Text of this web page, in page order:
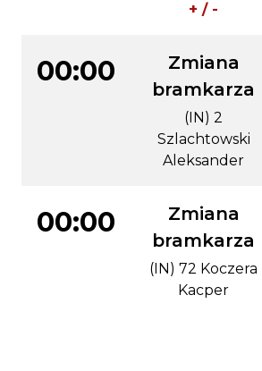
+ / -
00:00
Zmiana
bramkarza
(IN) 2
Szlachtowski
Aleksander
00:00
Zmiana
bramkarza
(IN) 72 Koczera
Kacper